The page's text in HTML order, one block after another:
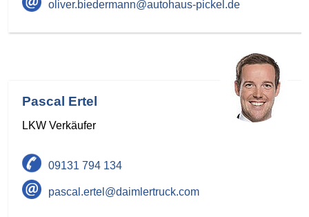
oliver.biedermann@autohaus-pickel.de
Pascal Ertel
LKW Verkäufer
09131 794 134
pascal.ertel@daimlertruck.com